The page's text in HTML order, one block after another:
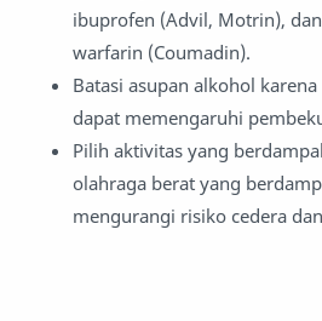
ibuprofen (Advil, Motrin),
warfarin (Coumadin).
Batasi asupan alkohol
dapat memengaruhi
Pilih aktivitas yang
olahraga berat yang
mengurangi risiko cedera